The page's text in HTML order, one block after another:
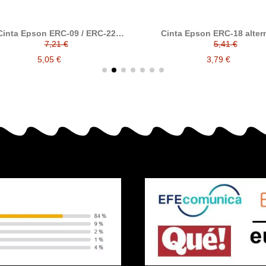
Epson ERC-09 / ERC-22
compatible la cinta
Epson C43S015358
7,21 €
5,05 €
Cinta Epson ERC-18
compatible a la cinta original
C43S015356
5,41 €
3,79 €